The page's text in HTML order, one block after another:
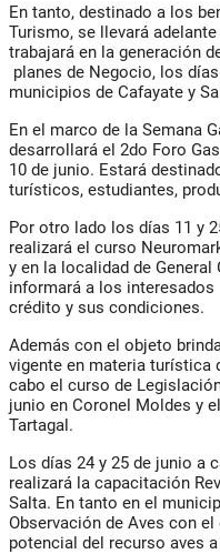
En tanto, destinado a los
Turismo, se llevará
trabajará en la generación
planes de Negocio, los
municipios de Cafayate y
En el marco de la Semana
desarrollará el 2do Foro
10 de junio. Estará
turísticos, estudiantes,
Por otro lado los días 11 y
realizará el curso
y en la localidad de
informará a los
crédito y sus condiciones.
Además con el objeto
vigente en materia turística
cabo el curso de
junio en Coronel Moldes y
Tartagal.
Los días 24 y 25 de junio a
realizará la capacitación
Salta. En tanto en el
Observación de Aves con
potencial del recurso aves